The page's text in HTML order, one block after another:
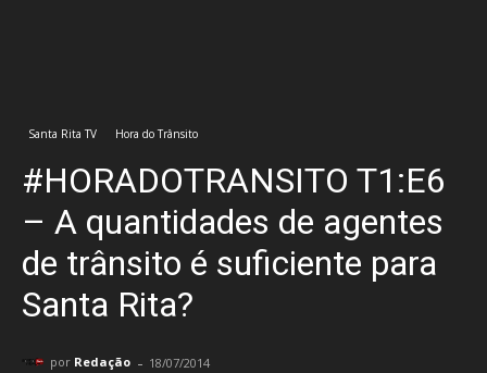
Santa Rita TV Hora do Trânsito
#HORADOTRANSITO T1:E6
– A quantidades de agentes
de trânsito é suficiente para
Santa Rita?
por Redação - 18/07/2014